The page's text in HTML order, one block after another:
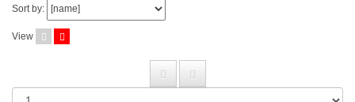
Sort by:
View